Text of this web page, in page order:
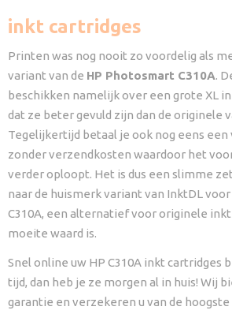
inkt cartridges
Printen was nog nooit zo voordelig als
variant van de HP Photosmart C310A.
beschikken namelijk over een grote XL
dat ze beter gevuld zijn dan de originele
Tegelijkertijd betaal je ook nog eens een
zonder verzendkosten waardoor het
verder oploopt. Het is dus een slimme
naar de huismerk variant van InktDL
C310A, een alternatief voor originele inkt
moeite waard is.
Snel online uw HP C310A inkt cartridges
tijd, dan heb je ze morgen al in huis! Wij
garantie en verzekeren u van de